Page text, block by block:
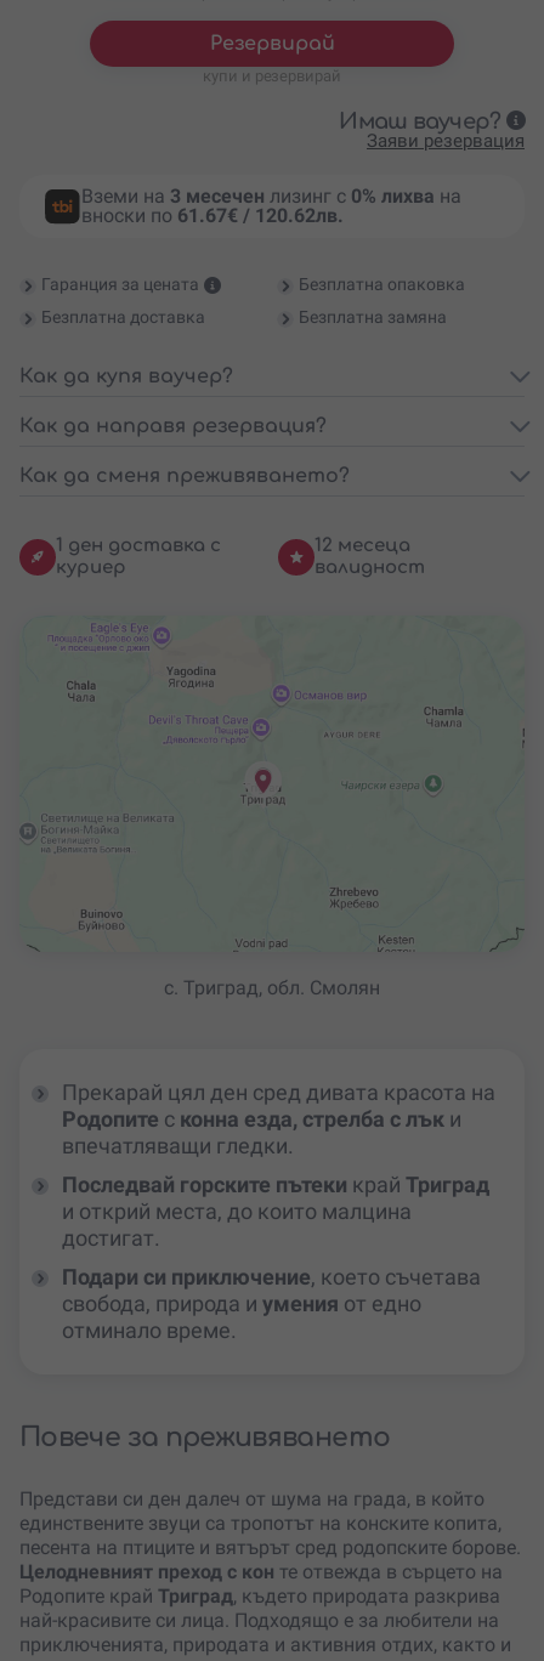
Резервирай
купи и резервирай
Имаш ваучер?
Заяви резервация
Вземи на 3 месечен лизинг с 0% лихва на
вноски по 61.67€ / 120.62лв.
Гаранция за цената
Безплатна опаковка
Безплатна доставка
Безплатна замяна
Как да купя ваучер?
Как да направя резервация?
Как да сменя преживяването?
1 ден доставка с
куриер
12 месеца
валидност
с. Триград, обл. Смолян
Прекарай цял ден сред дивата красота на
Родопите с конна езда, стрелба с лък и
впечатляващи гледки.
Последвай горските пътеки край Триград
и открий места, до които малцина
достигат.
Подари си приключение, което съчетава
свобода, природа и умения от едно
отминало време.
Повече за преживяването
Представи си ден далеч от шума на града, в който
единствените звуци са тропотът на конските копита,
песента на птиците и вятърът сред родопските борове.
Целодневният преход с кон те отвежда в сърцето на
Родопите край Триград, където природата разкрива
най-красивите си лица. Подходящо е за любители на
приключенията, природата и активния отдих, както и